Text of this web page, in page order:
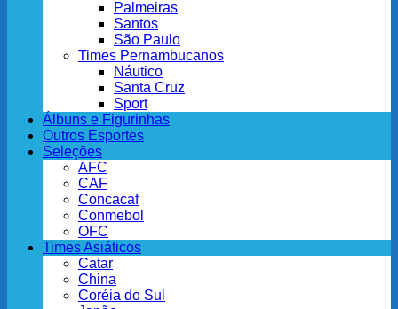
Palmeiras
Santos
São Paulo
Times Pernambucanos
Náutico
Santa Cruz
Sport
Álbuns e Figurinhas
Outros Esportes
Seleções
AFC
CAF
Concacaf
Conmebol
OFC
Times Asiáticos
Catar
China
Coréia do Sul